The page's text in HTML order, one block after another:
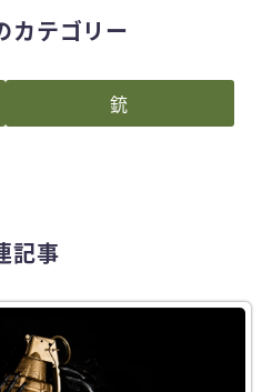
カテゴリー
銃
記事